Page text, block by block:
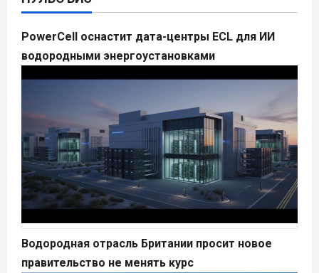
PowerCell оснастит дата-центры ECL для ИИ
водородными энергоустановками
Водородная отрасль Британии просит новое
правительство не менять курс